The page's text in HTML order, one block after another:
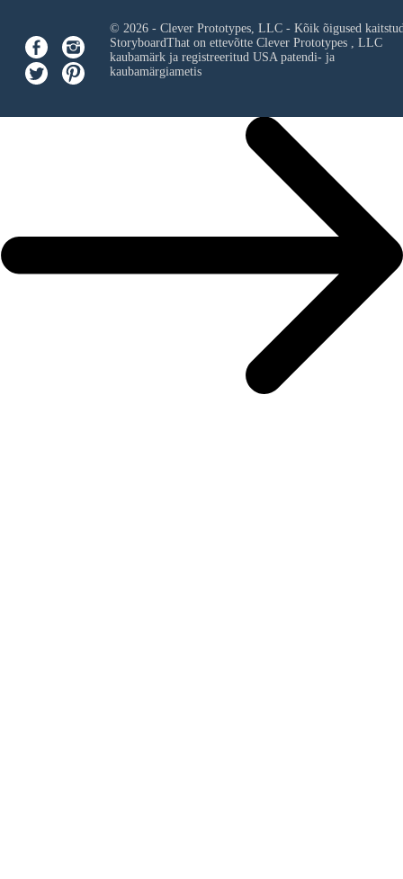
© 2026 - Clever Prototypes, LLC - Kõik õigused
StoryboardThat on ettevõtte Clever Prototypes , LLC
kaubamärk ja registreeritud USA patendi- ja
kaubamärgiametis